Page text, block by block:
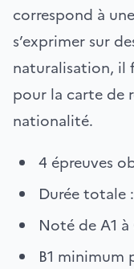
correspond à
s’exprimer sur
naturalisation, il
pour la carte de
nationalité.
4 épreuves
Durée totale
Noté de A1 à
B1 minimum